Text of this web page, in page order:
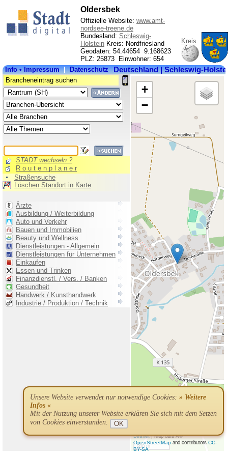
Oldersbek
Offizielle Website: www.amt-
nordsee-treene.de
Bundesland: Schleswig-
Holstein Kreis: Nordfriesland
Geodaten: 54.44654 9.168623
PLZ: 25873 Einwohner: 654
Kreis
Unsere Website verwendet nur notwendige Cookies: » Weitere
Infos «
Mit der Nutzung unserer Website erklären Sie sich mit dem Setzen
von Cookies einverstanden.
OK